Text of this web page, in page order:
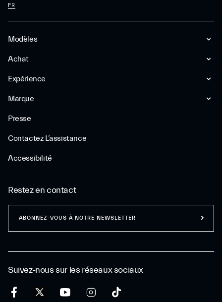
Modèles
Achat
Expérience
Marque
Presse
Contactez L’assistance
Accessibilité
FR
Suivez-nous sur les réseaux sociaux
Restez en contact
ABONNEZ-VOUS À NOTRE NEWSLETTER